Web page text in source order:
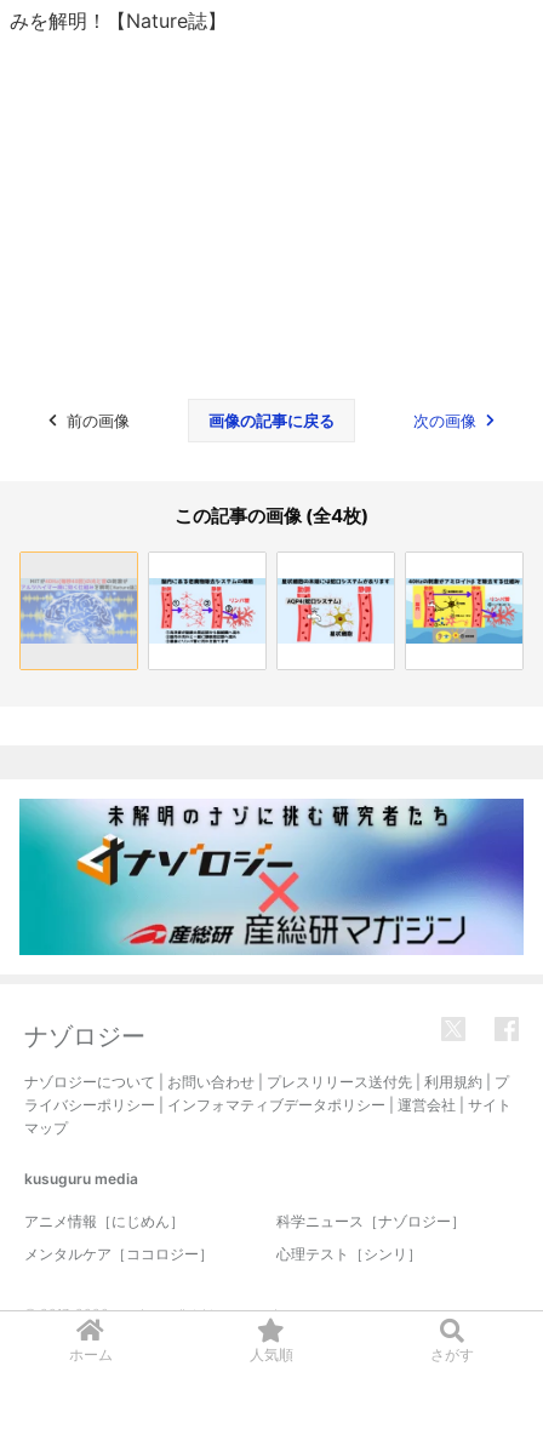
ホーム 人気順 さがす
みを解明！【Nature誌】
前の画像 画像の記事に戻る 次の画像
この記事の画像 (全4枚)
ナゾロジー
ナゾロジーについて お問い合わせ プレスリリース送付先 利用規約
プ
ライバシーポリシー
インフォマティブデータポリシー 運営会社
サイト
マップ
kusuguru media
アニメ情報［にじめん］
科学ニュース［ナゾロジー］
メンタルケア［ココロジー］
心理テスト［シンリ］
© 2017-2026 nazology. all rights reserved.